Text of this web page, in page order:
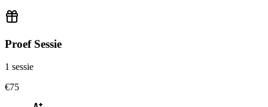
Proef Sessie
1 sessie
€75